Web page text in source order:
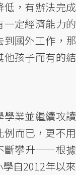
，有辦法完成
定經濟能力的
到國外工作，那
孩子而有的結
業並繼續攻讀
而已，更不用
斷攀升——根據
自2012年以來